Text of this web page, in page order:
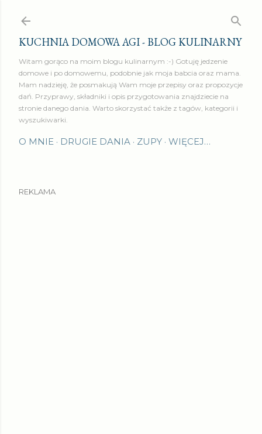
KUCHNIA DOMOWA AGI - BLOG KULINARNY
Witam gorąco na moim blogu kulinarnym :-) Gotuję jedzenie
domowe i po domowemu, podobnie jak moja babcia oraz mama.
Mam nadzieję, że posmakują Wam moje przepisy oraz propozycje
dań. Przyprawy, składniki i opis przygotowania znajdziecie na
stronie danego dania. Warto skorzystać także z tagów, kategorii i
wyszukiwarki.
O MNIE DRUGIE DANIA ZUPY WIĘCEJ…
REKLAMA